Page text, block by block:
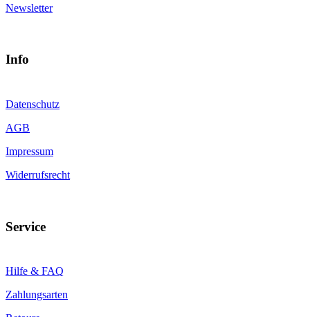
Newsletter
Info
Datenschutz
AGB
Impressum
Widerrufsrecht
Service
Hilfe & FAQ
Zahlungsarten